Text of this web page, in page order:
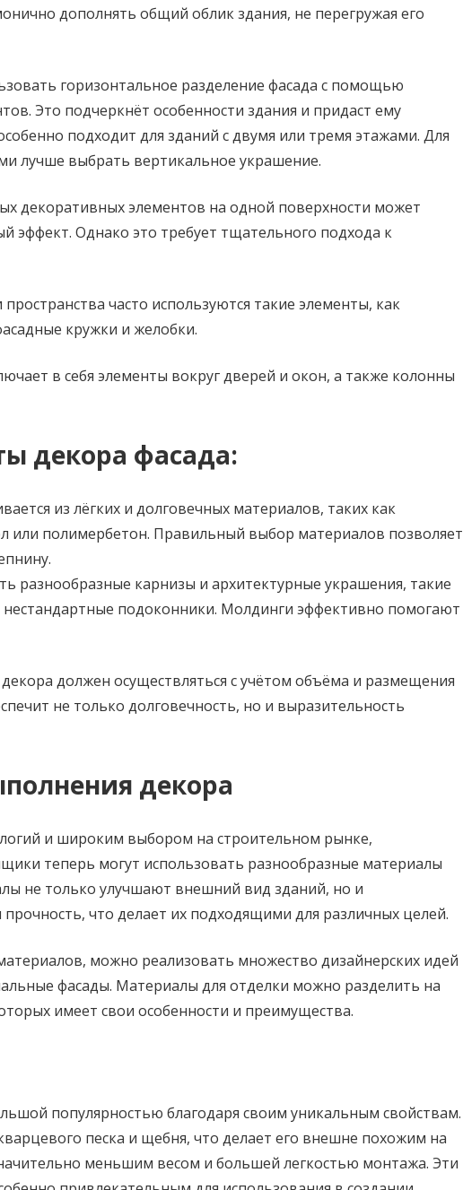
дополнять общий облик здания, не перегружая его
горизонтальное разделение фасада с помощью
Это подчеркнёт особенности здания и придаст ему
подходит для зданий с двумя или тремя этажами. Для
лучше выбрать вертикальное украшение.
декоративных элементов на одной поверхности может
эффект. Однако это требует тщательного подхода к
часто используются такие элементы, как
кружки и желобки.
в себя элементы вокруг дверей и окон, а также колонны
декора фасада:
из лёгких и долговечных материалов, таких как
или полимербетон. Правильный выбор материалов позволяет
разнообразные карнизы и архитектурные украшения, такие
подоконники. Молдинги эффективно помогают
должен осуществляться с учётом объёма и размещения
не только долговечность, но и выразительность
декора
и широким выбором на строительном рынке,
теперь могут использовать разнообразные материалы
не только улучшают внешний вид зданий, но и
что делает их подходящими для различных целей.
можно реализовать множество дизайнерских идей
фасады. Материалы для отделки можно разделить на
имеет свои особенности и преимущества.
популярностью благодаря своим уникальным свойствам.
песка и щебня, что делает его внешне похожим на
меньшим весом и большей легкостью монтажа. Эти